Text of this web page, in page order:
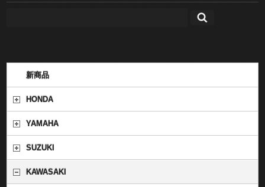
新商品
HONDA
YAMAHA
SUZUKI
KAWASAKI